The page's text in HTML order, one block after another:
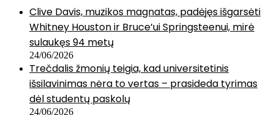
Clive Davis, muzikos magnatas, padėjęs išgarsėti
Whitney Houston ir Bruce’ui Springsteenui, mirė
sulaukęs 94 metų
24/06/2026
Trečdalis žmonių teigia, kad universitetinis
išsilavinimas nėra to vertas – prasideda tyrimas
dėl studentų paskolų
24/06/2026